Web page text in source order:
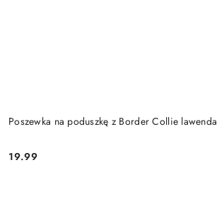
Poszewka na poduszkę z Border Collie lawenda
Cena:
19.99